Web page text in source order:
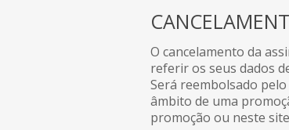
O cancelamento da
referir os seus dados
Será reembolsado
âmbito de uma
promoção ou neste